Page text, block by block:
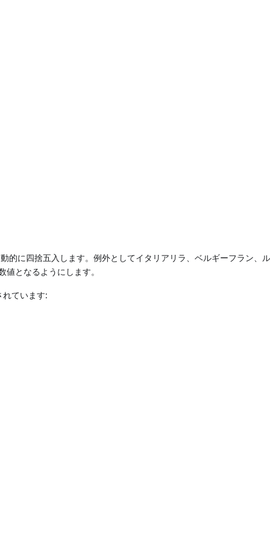
的に四捨五入します。例外としてイタリアリラ、ベルギーフラン、
となるようにします。
ています: